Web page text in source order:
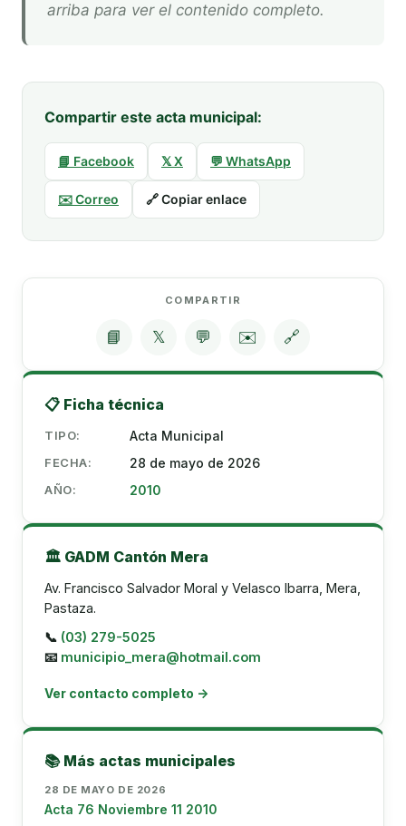
arriba para ver el contenido completo.
Compartir este acta municipal:
📘 Facebook 𝕏 X 💬 WhatsApp
✉️ Correo 🔗 Copiar enlace
COMPARTIR
📘 𝕏 💬 ✉️ 🔗
📋 Ficha técnica
TIPO: Acta Municipal
FECHA: 28 de mayo de 2026
AÑO: 2010
🏛️ GADM Cantón Mera
Av. Francisco Salvador Moral y Velasco Ibarra, Mera,
Pastaza.
📞 (03) 279-5025
📧 municipio_mera@hotmail.com
Ver contacto completo →
📚 Más actas municipales
28 DE MAYO DE 2026
Acta 76 Noviembre 11 2010